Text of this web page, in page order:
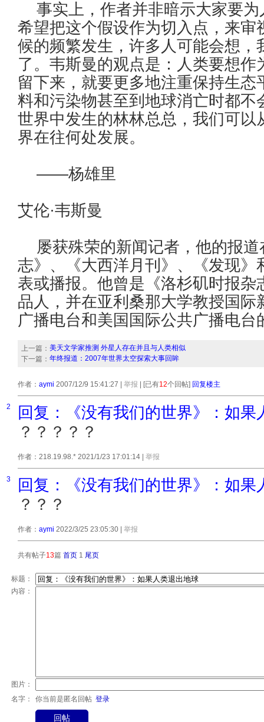
事实上，作者并非暗示大家要为
希望把这个假设作为切入点，来
候的频繁发生，许多人可能会想
了。韦斯曼的观点是：人类要想
留下来，就要更多地注重保持生
料和污染物甚至到地球消亡时都
世界中发生的林林总总，我们可
界在往何处发展。
——杨雄里
艾伦·韦斯曼
屡获殊荣的新闻记者，他的报道
志》、《大西洋月刊》、《发现
表或播报。他曾是《洛杉矶时报
品人，并在亚利桑那大学教授国
广播电台和美国国际公共广播电台
上一篇： 美天文学家推测 外星人存在并且与人类相似
下一篇： 年终报道：2007年世界太空探索大事回眸
作者： aymi 2007/12/9 15:41:27 举报 | [已有12个回帖] 回复楼主
2
回复：《没有我们的世界》：如果
？？？？？
作者：218.19.98.* 2021/1/23 17:01:14 举报
3
回复：《没有我们的世界》：如果
？？？
作者： aymi 2022/3/25 23:05:30 举报
共有帖子13篇 首页 1 尾页
标题：
内容：
图片：
名字：
你当前是匿名回帖 登录